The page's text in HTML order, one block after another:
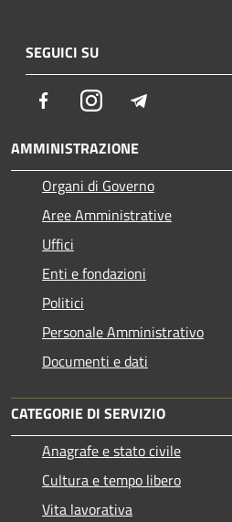
SEGUICI SU
FacebookInstagram
AMMINISTRAZIONE
Organi di Governo
Aree Amministrative
Uffici
Enti e fondazioni
Politici
Personale Amministrativo
Documenti e dati
CATEGORIE DI SERVIZIO
Anagrafe e stato civile
Cultura e tempo libero
Vita lavorativa